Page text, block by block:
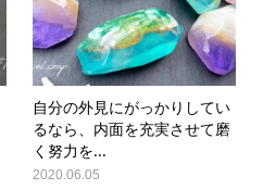
自分の外見にがっかりしてい
るなら、内面を充実させて磨
く努力を...
2020.06.05